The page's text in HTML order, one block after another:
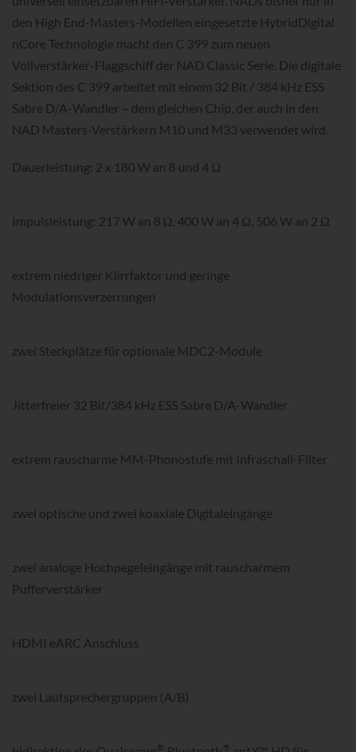
den High End-Masters-Modellen eingesetzte HybridDigital
nCore Technologie macht den C 399 zum neuen
Vollverstärker-Flaggschiff der NAD Classic Serie. Die digitale
Sektion des C 399 arbeitet mit einem 32 Bit / 384 kHz ESS
Sabre D/A-Wandler – dem gleichen Chip, der auch in den
NAD Masters-Verstärkern M10 und M33 verwendet wird.
Dauerleistung: 2 x 180 W an 8 und 4 Ω
Impulsleistung: 217 W an 8 Ω, 400 W an 4 Ω, 506 W an 2 Ω
extrem niedriger Klirrfaktor und geringe
Modulationsverzerrungen
zwei Steckplätze für optionale MDC2-Module
Jitterfreier 32 Bit/384 kHz ESS Sabre D/A-Wandler
extrem rauscharme MM-Phonostufe mit Infraschall-Filter
zwei optische und zwei koaxiale Digitaleingänge
zwei analoge Hochpegeleingänge mit rauscharmem
Pufferverstärker
HDMI eARC Anschluss
zwei Lautsprechergruppen (A/B)
® ®